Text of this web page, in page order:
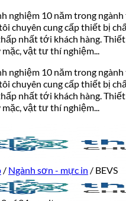
nghiệm 10 năm trong
chuyên cung cấp thiết bị
nhất tới khách hàng.
mặc, vật tư thí nghiệm...
nghiệm 10 năm trong
chuyên cung cấp thiết bị
nhất tới khách hàng.
mặc, vật tư thí nghiệm...
/ Ngành sơn - mực in / BEVS